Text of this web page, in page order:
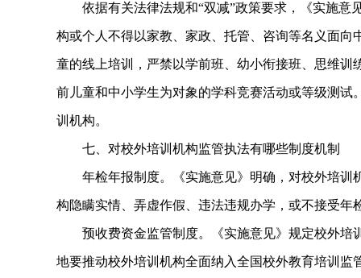
依据有关法律法规和“双减”政策要求，《实施意
构或个人不得以家教、家政、托管、咨询等名义面
童的线上培训，严禁以学前班、幼小衔接班、思维
前儿童和中小学生为对象的学科竞赛活动或等级测
训机构。
七、对校外培训机构监管执法有哪些制度机制
年检年报制度。《实施意见》明确，对校外培训
构隐瞒实情、弄虚作假、违法违规办学，或不接受
预收费资金监管制度。《实施意见》规定校外培
地要推动校外培训机构全面纳入全国校外教育培训